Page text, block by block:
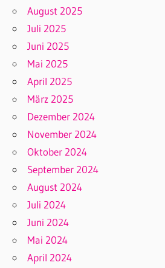
August 2025
Juli 2025
Juni 2025
Mai 2025
April 2025
März 2025
Dezember 2024
November 2024
Oktober 2024
September 2024
August 2024
Juli 2024
Juni 2024
Mai 2024
April 2024